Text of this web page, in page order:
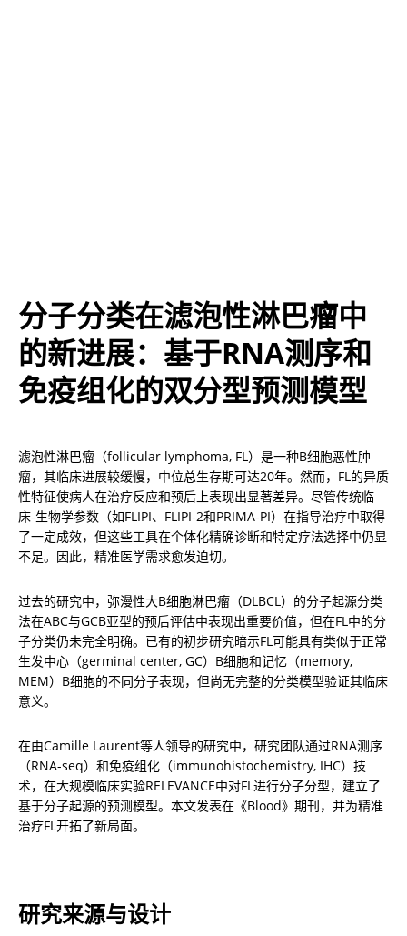
分子分类在滤泡性淋巴瘤中
的新进展：基于RNA测序和
免疫组化的双分型预测模型
滤泡性淋巴瘤（follicular lymphoma, FL）是一种B细胞恶性肿
瘤，其临床进展较缓慢，中位总生存期可达20年。然而，FL的异质
性特征使病人在治疗反应和预后上表现出显著差异。尽管传统临
床-生物学参数（如FLIPI、FLIPI-2和PRIMA-PI）在指导治疗中取得
了一定成效，但这些工具在个体化精确诊断和特定疗法选择中仍显
不足。因此，精准医学需求愈发迫切。
过去的研究中，弥漫性大B细胞淋巴瘤（DLBCL）的分子起源分类
法在ABC与GCB亚型的预后评估中表现出重要价值，但在FL中的分
子分类仍未完全明确。已有的初步研究暗示FL可能具有类似于正常
生发中心（germinal center, GC）B细胞和记忆（memory,
MEM）B细胞的不同分子表现，但尚无完整的分类模型验证其临床
意义。
在由Camille Laurent等人领导的研究中，研究团队通过RNA测序
（RNA-seq）和免疫组化（immunohistochemistry, IHC）技
术，在大规模临床实验RELEVANCE中对FL进行分子分型，建立了
基于分子起源的预测模型。本文发表在《Blood》期刊，并为精准
治疗FL开拓了新局面。
研究来源与设计